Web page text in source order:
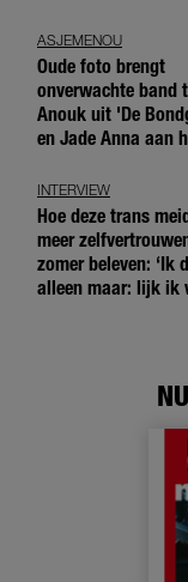
ASJEMENOU
Oude foto brengt
onverwachte band
Anouk uit 'De
en Jade Anna aan
INTERVIEW
Hoe deze trans
meer
zomer beleven: ‘Ik
alleen maar: lijk ik